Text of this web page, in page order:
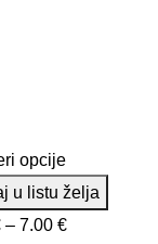
opcije
u listu želja
– 7.00 €Raspon